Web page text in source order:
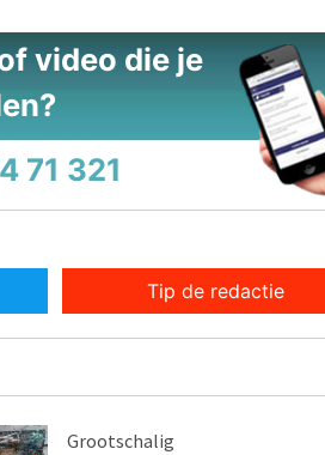
video die je
71 321
Tip de redactie
Grootschalig